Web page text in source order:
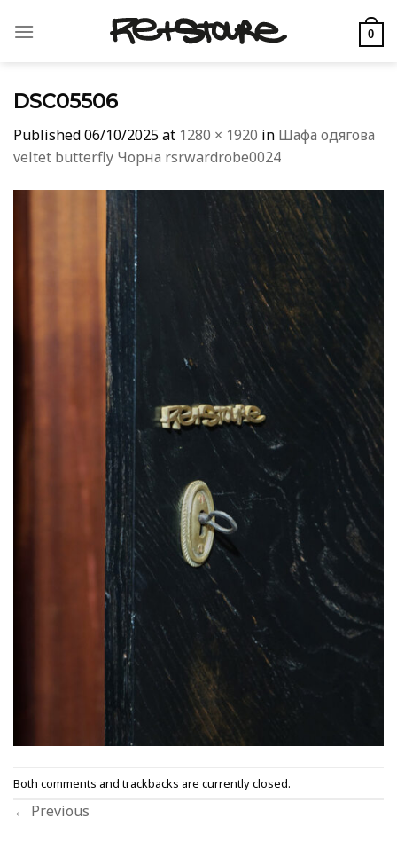
0
DSC05506
Published06/10/2025at 1280 × 1920 in Шафа одягова
veltet butterfly Чорна rsrwardrobe0024
Both comments and trackbacks are currently closed.
← Previous